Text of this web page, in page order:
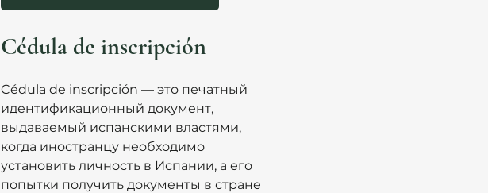
Cédula de inscripción
Cédula de inscripción — это печатный
идентификационный документ,
выдаваемый испанскими властями,
когда иностранцу необходимо
установить личность в Испании, а его
попытки получить документы в стране